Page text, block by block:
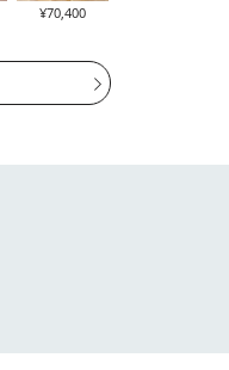
ールも極力シンプルに
¥70,400